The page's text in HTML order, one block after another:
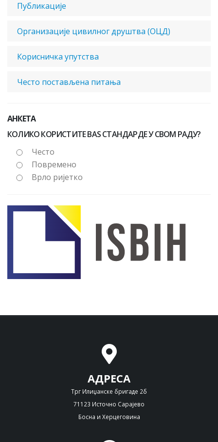
Публикације
Oрганизације цивилног друштва (ОЦД)
Корисничка упутства
Често постављена питања
АНКЕТА
КОЛИКО КОРИСТИТЕ BAS СТАНДАРДЕ У СВОМ РАДУ?
Често
Повремено
Врло ријетко
АДРЕСА
Трг Илиџанске бригаде 2б
71123 Источно Сарајево
Босна и Херцеговина